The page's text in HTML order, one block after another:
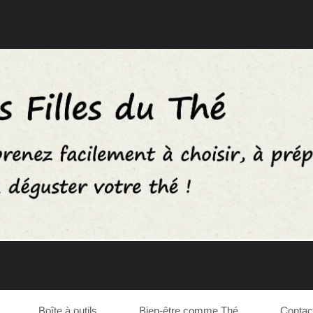
Boîte à outils Bien-être comme Thé